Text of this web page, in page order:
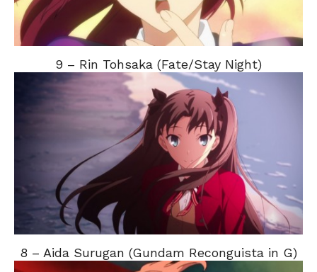
9 – Rin Tohsaka (Fate/Stay Night)
8 – Aida Surugan (Gundam Reconguista in G)